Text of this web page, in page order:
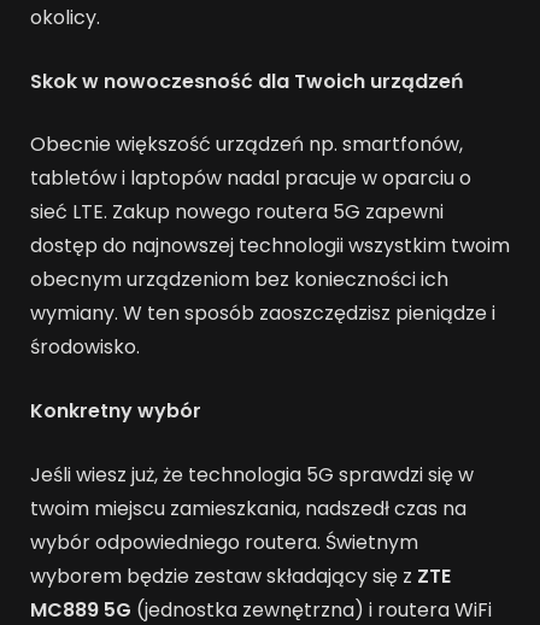
okolicy.
Skok w nowoczesność dla Twoich urządzeń
Obecnie większość urządzeń np. smartfonów,
tabletów i laptopów nadal pracuje w oparciu o
sieć LTE. Zakup nowego routera 5G zapewni
dostęp do najnowszej technologii wszystkim twoim
obecnym urządzeniom bez konieczności ich
wymiany. W ten sposób zaoszczędzisz pieniądze i
środowisko.
Konkretny wybór
Jeśli wiesz już, że technologia 5G sprawdzi się w
twoim miejscu zamieszkania, nadszedł czas na
wybór odpowiedniego routera. Świetnym
wyborem będzie zestaw składający się z ZTE
MC889 5G (jednostka zewnętrzna) i routera WiFi